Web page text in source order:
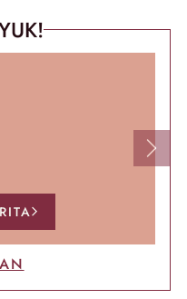
Next